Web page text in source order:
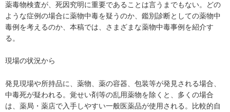
薬毒物検査が、死因究明に重要であることは言うまでもない。どの
ような症例の場合に薬物中毒を疑うのか、鑑別診断としての薬物中
毒例を考えるのか、本稿では、さまざまな薬物中毒事例を紹介す
る。
現場の状況から
発見現場や所持品に、薬物、薬の容器、包装等が発見される場合、
中毒死が疑われる。覚せい剤等の乱用薬物を除くと、多くの場合
は、薬局・薬店で入手しやすい一般医薬品が使用される。比較的自